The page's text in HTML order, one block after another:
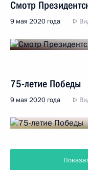
Смотр
9 мая 2020 года
75-летие Победы
9 мая 2020 года